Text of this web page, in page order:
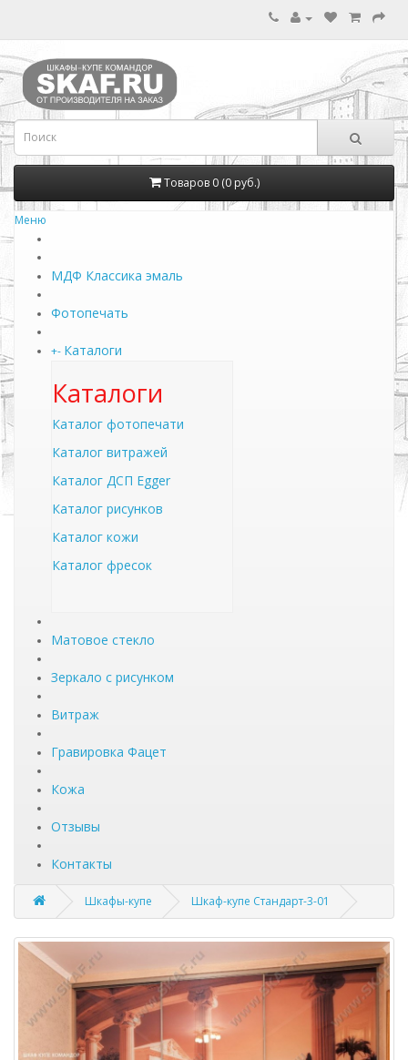
Товаров 0 (0 руб.)
Меню
МДФ Классика эмаль
Фотопечать
+- Каталоги
Каталоги
Каталог фотопечати
Каталог витражей
Каталог ДСП Egger
Каталог рисунков
Каталог кожи
Каталог фресок
Матовое стекло
Зеркало с рисунком
Витраж
Гравировка Фацет
Кожа
Отзывы
Контакты
Шкафы-купе Шкаф-купе Стандарт-3-01